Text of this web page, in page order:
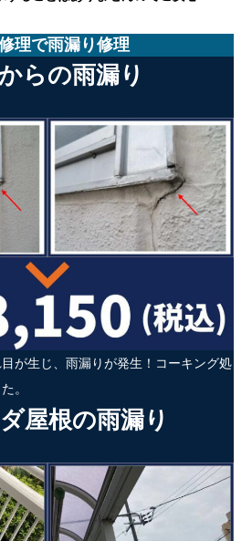
理で雨漏り修理
らの雨漏り
が生じ、雨漏りが発生！コーキング処
。
屋根の雨漏り